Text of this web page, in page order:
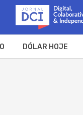
DÓLAR HOJE